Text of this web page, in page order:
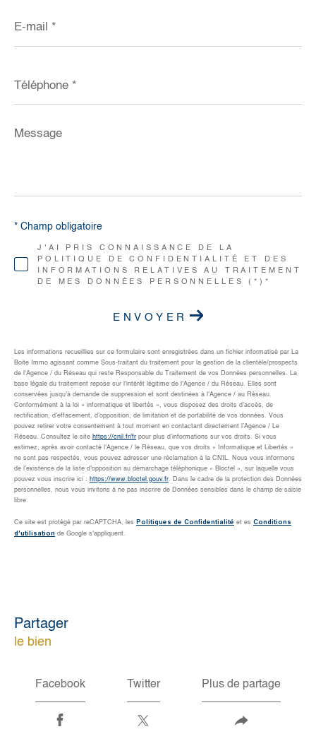
mail
*
Message
J'AI PRIS CONNAISSANCE DE LA
POLITIQUE DE CONFIDENTIALITÉ ET DES
INFORMATIONS RELATIVES AU TRAITEMENT
DE MES DONNÉES PERSONNELLES (*)*
* Champ obligatoire
ENVOYER
Les informations recueillies sur ce formulaire sont enregistrées dans un fichier informatisé par La
Boite Immo agissant comme Sous-traitant du traitement pour la gestion de la clientèle/prospects
de l'Agence / du Réseau qui reste Responsable du Traitement de vos Données personnelles. La
base légale du traitement repose sur l'intérêt légitime de l'Agence / du Réseau. Elles sont
conservées jusqu'à demande de suppression et sont destinées à l'Agence / au Réseau.
Conformément à la loi « informatique et libertés », vous disposez des droits d’accès, de
rectification, d’effacement, d’opposition, de limitation et de portabilité de vos données. Vous
pouvez retirer votre consentement à tout moment en contactant directement l’Agence / Le
Réseau. Consultez le site https://cnil.fr/fr pour plus d’informations sur vos droits. Si vous
estimez, après avoir contacté l'Agence / le Réseau, que vos droits « Informatique et Libertés »
ne sont pas respectés, vous pouvez adresser une réclamation à la CNIL. Nous vous informons
de l’existence de la liste d'opposition au démarchage téléphonique « Bloctel », sur laquelle vous
pouvez vous inscrire ici : https://www.bloctel.gouv.fr. Dans le cadre de la protection des Données
personnelles, nous vous invitons à ne pas inscrire de Données sensibles dans le champ de saisie
libre.
Ce site est protégé par reCAPTCHA, les Politiques de Confidentialité et es Conditions
d'utilisation de Google s'appliquent.
partager
le bien
Facebook Twitter Plus de partage